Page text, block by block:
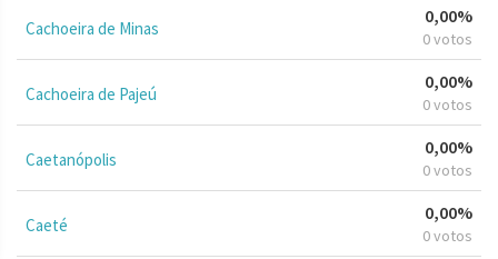
Cachoeira de Minas
0,00%
0 votos
Cachoeira de Pajeú
0,00%
0 votos
Caetanópolis
0,00%
0 votos
Caeté
0,00%
0 votos